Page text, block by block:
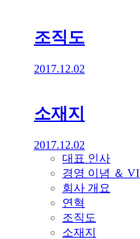
조직도
2017.12.02
소재지
2017.12.02
대표 인사
경영 이념 ＆
회사 개요
연혁
조직도
소재지